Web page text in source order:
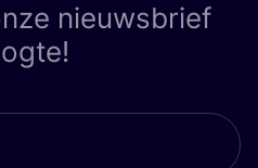
nieuwsbrief